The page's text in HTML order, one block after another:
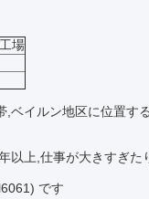
場
イルン地区に位置す
上,仕事が大きすぎた
です